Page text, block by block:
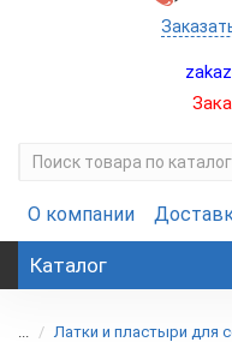
О компании
Каталог
... Латки и пластыри для